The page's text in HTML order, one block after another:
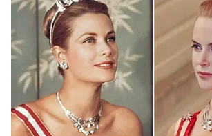
পারেন আজ। অতিরিক্ত কাজের
করতে পারেন। আজ দিন ভালো
ব্যবসার কাজে সতর্ক হন।
4
9